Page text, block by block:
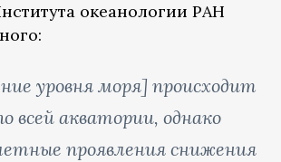
океанологии РАН
уровня моря] происходит
всей акватории, однако
проявления снижения